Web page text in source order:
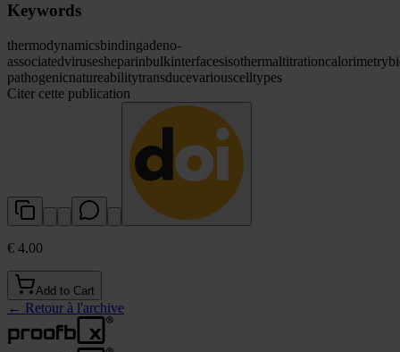
Keywords
thermodynamicsbindingadeno-
associatedvirusesheparinbulkinterfacesisothermaltitrationcalorimetry
pathogenicnatureabilitytransducevariouscelltypes
Citer cette publication
€ 4.00
Add to Cart
← Retour à l'archive